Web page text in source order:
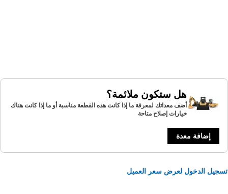
هل ستكون ملائمة؟
أضف معداتك لمعرفة ما إذا كانت هذه القطعة مناسبة أو ما إذا كانت هناك
خيارات إصلاح متاحة
إضافة معدة
الدخول لعرض سعر العميل